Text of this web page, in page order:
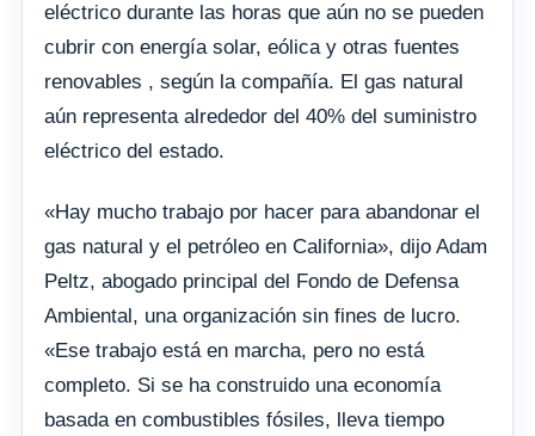
eléctrico durante las horas que aún no se pueden
cubrir con energía solar, eólica y otras fuentes
renovables , según la compañía. El gas natural
aún representa alrededor del 40% del suministro
eléctrico del estado.
«Hay mucho trabajo por hacer para abandonar el
gas natural y el petróleo en California», dijo Adam
Peltz, abogado principal del Fondo de Defensa
Ambiental, una organización sin fines de lucro.
«Ese trabajo está en marcha, pero no está
completo. Si se ha construido una economía
basada en combustibles fósiles, lleva tiempo